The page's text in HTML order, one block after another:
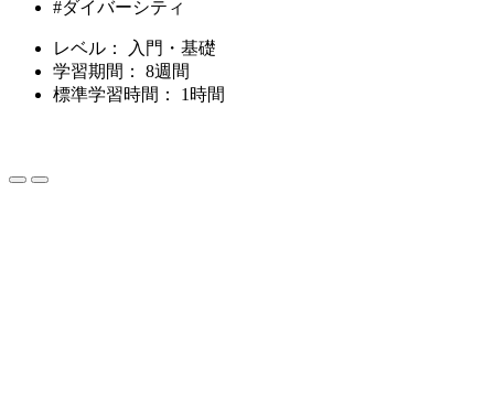
#ダイバーシティ
レベル：
入門・基礎
学習期間：
8週間
標準学習時間：
1時間